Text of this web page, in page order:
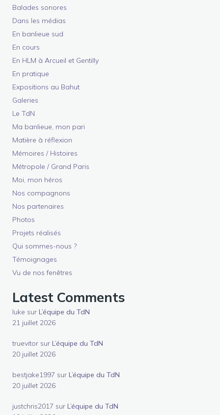
Balades sonores
Dans les médias
En banlieue sud
En cours
En HLM à Arcueil et Gentilly
En pratique
Expositions au Bahut
Galeries
Le TdN
Ma banlieue, mon pari
Matière à réflexion
Mémoires / Histoires
Métropole / Grand Paris
Moi, mon héros
Nos compagnons
Nos partenaires
Photos
Projets réalisés
Qui sommes-nous ?
Témoignages
Vu de nos fenêtres
Latest Comments
luke sur L’équipe du TdN
21 juillet 2026
truevitor sur L’équipe du TdN
20 juillet 2026
bestjake1997 sur L’équipe du TdN
20 juillet 2026
justchris2017 sur L’équipe du TdN